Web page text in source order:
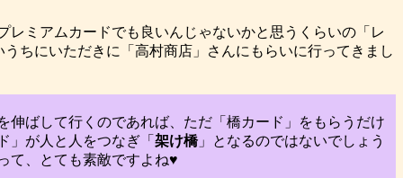
レミアムカードでも良いんじゃないかと思うくらいの「レ
ちにいただきに「高村商店」さんにもらいに行ってきまし
伸ばして行くのであれば、ただ「橋カード」をもらうだけ
」が人と人をつなぎ「 架け橋」となるのではないでしょう
て、とても素敵ですよね♥